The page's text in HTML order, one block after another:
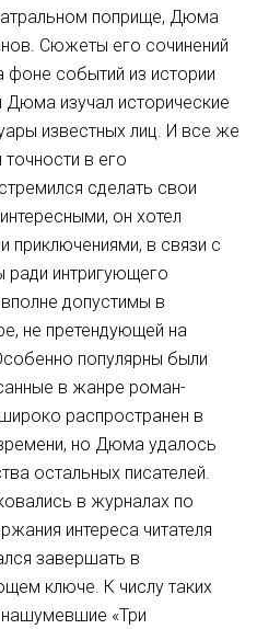
поприще, Дюма
Сюжеты его сочинений
фоне событий из истории
Дюма изучал исторические
известных лиц. И все же
в его
сделать свои
он хотел
приключениями, в связи с
ради интригующего
допустимы в
не претендующей на
популярны были
в жанре роман-
распространен в
но Дюма удалось
остальных писателей.
в журналах по
интереса читателя
завершать в
ключе. К числу таких
нашумевшие «Три